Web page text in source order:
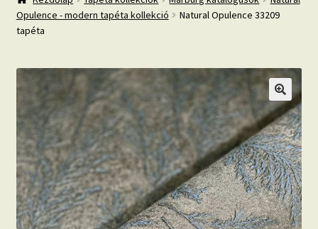
Népszerű tapéták
Tapéta BLOG
Mi az a fotótapéta?
Tapétázási tanácsok
Beton hatású tapéták
Kapcsolat
Opulence - modern tapéta kollekció
Natural Opulence 33209
tapéta